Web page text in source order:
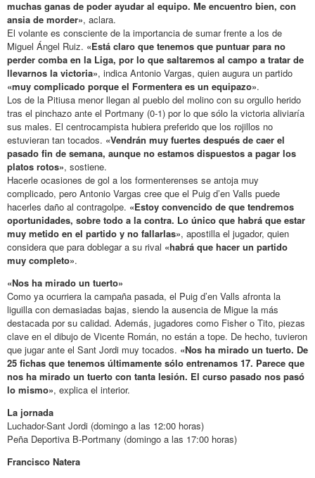
muchas ganas de poder ayudar al equipo. Me encuentro bien, con
ansia de morder», aclara.
El volante es consciente de la importancia de sumar frente a los de
Miguel Ángel Ruiz. «Está claro que tenemos que puntuar para no
perder comba en la Liga, por lo que saltaremos al campo a tratar de
llevarnos la victoria», indica Antonio Vargas, quien augura un partido
«muy complicado porque el Formentera es un equipazo».
Los de la Pitiusa menor llegan al pueblo del molino con su orgullo herido
tras el pinchazo ante el Portmany (0-1) por lo que sólo la victoria aliviaría
sus males. El centrocampista hubiera preferido que los rojillos no
estuvieran tan tocados. «Vendrán muy fuertes después de caer el
pasado fin de semana, aunque no estamos dispuestos a pagar los
platos rotos», sostiene.
Hacerle ocasiones de gol a los formenterenses se antoja muy
complicado, pero Antonio Vargas cree que el Puig d’en Valls puede
hacerles daño al contragolpe. «Estoy convencido de que tendremos
oportunidades, sobre todo a la contra. Lo único que habrá que estar
muy metido en el partido y no fallarlas», apostilla el jugador, quien
considera que para doblegar a su rival «habrá que hacer un partido
muy completo».
«Nos ha mirado un tuerto»
Como ya ocurriera la campaña pasada, el Puig d’en Valls afronta la
liguilla con demasiadas bajas, siendo la ausencia de Migue la más
destacada por su calidad. Además, jugadores como Fisher o Tito, piezas
clave en el dibujo de Vicente Román, no están a tope. De hecho, tuvieron
que jugar ante el Sant Jordi muy tocados. «Nos ha mirado un tuerto. De
25 fichas que tenemos últimamente sólo entrenamos 17. Parece que
nos ha mirado un tuerto con tanta lesión. El curso pasado nos pasó
lo mismo», explica el interior.
La jornada
Luchador-Sant Jordi (domingo a las 12:00 horas)
Peña Deportiva B-Portmany (domingo a las 17:00 horas)
Francisco Natera